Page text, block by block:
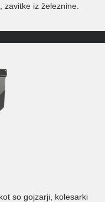
zavitke iz železnine.
so gojzarji, kolesarki